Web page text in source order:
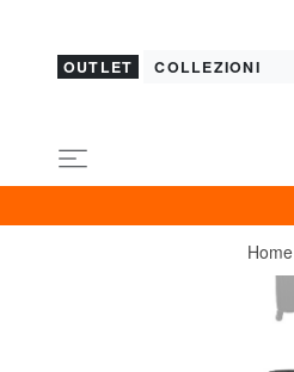
OUTLET COLLEZIONI
Home